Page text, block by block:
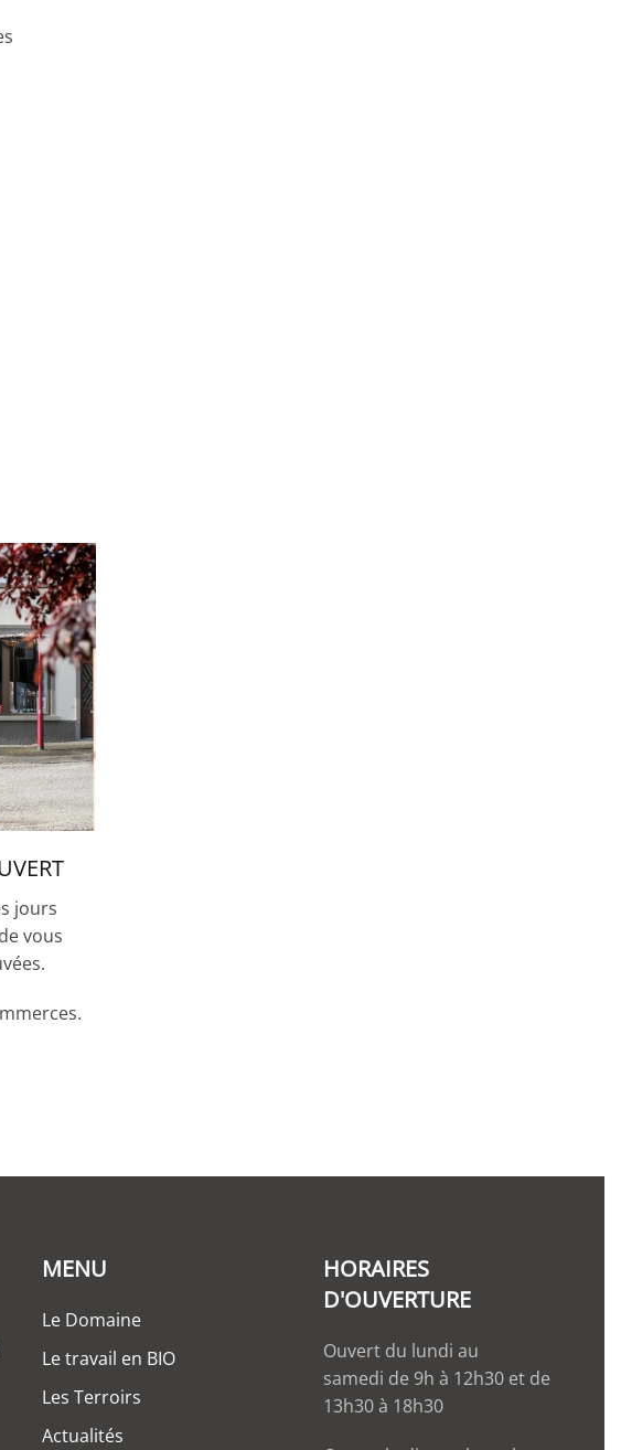
jours
vous
MENU
Le Domaine
Le travail en BIO
Les Terroirs
Actualités
HORAIRES
D'OUVERTURE
Ouvert du lundi au
samedi de 9h à 12h30 et de
13h30 à 18h30